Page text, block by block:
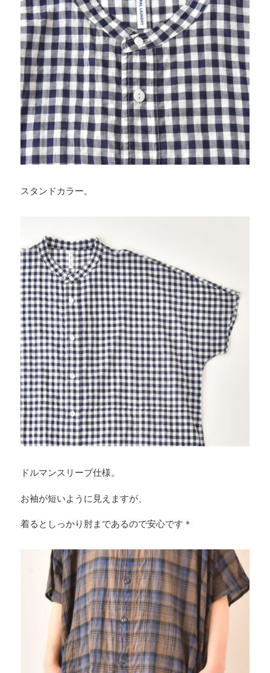
スタンドカラー。
ドルマンスリーブ仕様。
お袖が短いように見えますが、
着るとしっかり肘まであるので安心です＊